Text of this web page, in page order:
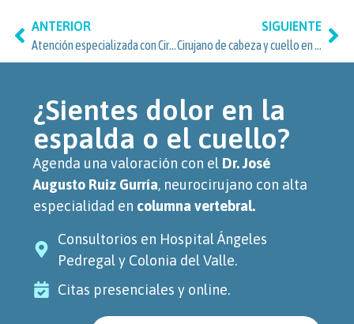
ANTERIOR
Atención especializada con Cirujano de Cabeza y Cuello en Clínica para pacientes de Jardines del Pedregal y Álvaro Obregón
SIGUIENTE
Cirujano de cabeza y cuello en Coyoacán: atención especializada en Clínica Spine
¿Sientes dolor en la
espalda o el cuello?
Agenda una valoración con el Dr. José
Augusto Ruiz Gurría, neurocirujano con alta
especialidad en columna vertebral.
Consultorios en Hospital Ángeles
Pedregal y Colonia del Valle.
Citas presenciales y online.